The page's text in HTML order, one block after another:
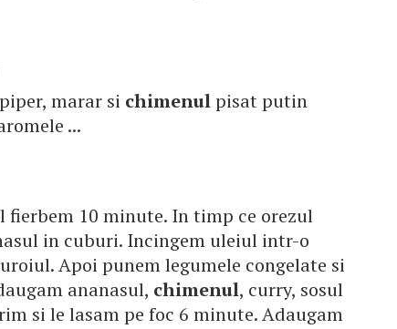
marar si chimenulpisat putin
...
fierbem 10 minute. In timp ce orezul
in cuburi. Incingem uleiul intr-o
Apoi punem legumele congelate si
ananasul, chimenul, curry, sosul
si le lasam pe foc 6 minute. Adaugam